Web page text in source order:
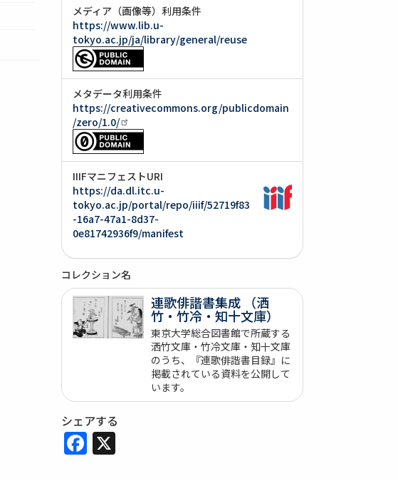
メディア（画像等）利用条件
https://www.lib.u-
tokyo.ac.jp/ja/library/general/reuse
メタデータ利用条件
https://creativecommons.org/publicdomain
/zero/1.0/
IIIFマニフェストURI
https://da.dl.itc.u-
tokyo.ac.jp/portal/repo/iiif/52719f83
-16a7-47a1-8d37-
0e81742936f9/manifest
コレクション名
連歌俳諧書集成 （洒
竹・竹冷・知十文庫）
東京大学総合図書館で所蔵する
洒竹文庫・竹冷文庫・知十文庫
のうち、『連歌俳諧書目録』に
掲載されている資料を公開して
います。
シェアする
Facebook
X